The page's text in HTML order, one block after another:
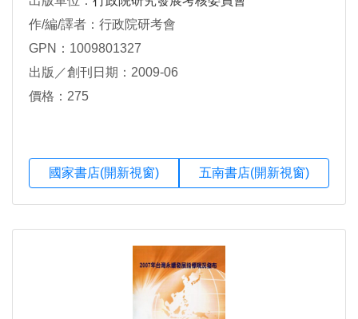
作/編/譯者：行政院研考會
GPN：1009801327
出版／創刊日期：2009-06
價格：275
國家書店(開新視窗) 五南書店(開新視窗)